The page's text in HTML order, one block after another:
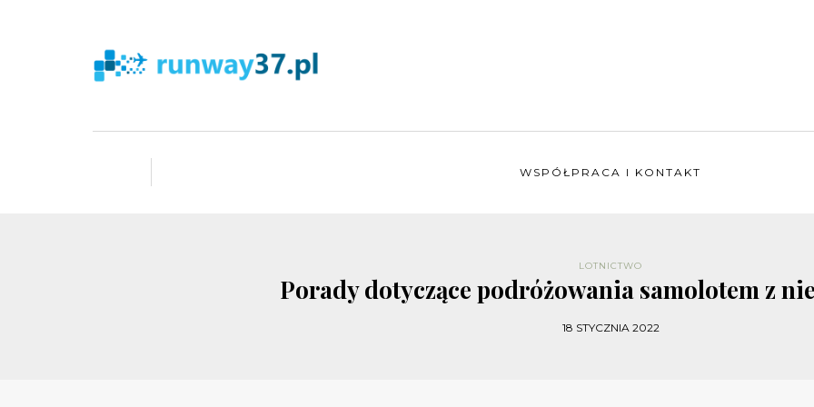
WSPÓŁPRACA I KONTAKT
LOTNICTWO
Porady dotyczące podróżowania samolotem z
18 STYCZNIA 2022